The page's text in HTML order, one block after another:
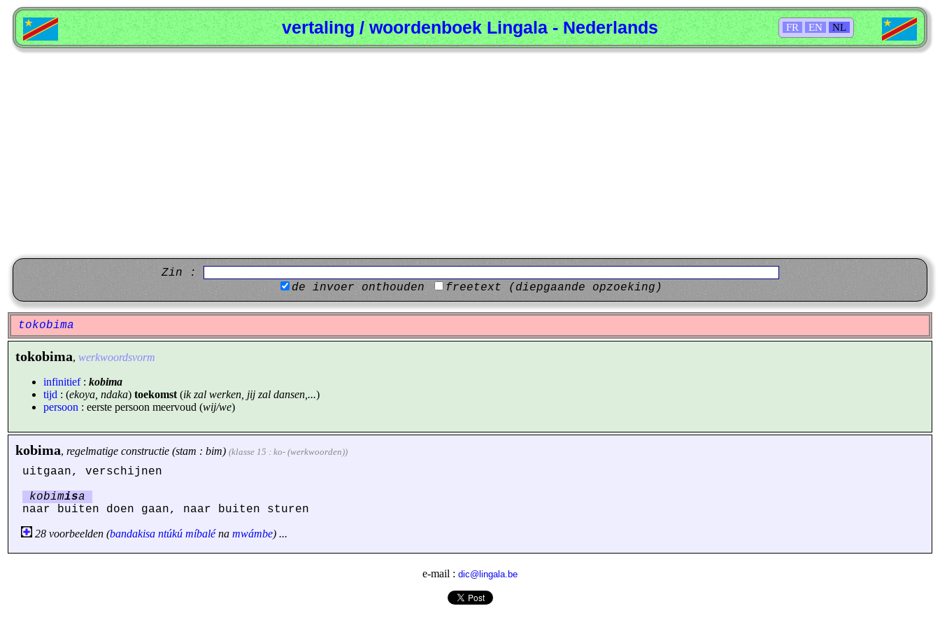
FR EN NL
vertaling / woordenboek Lingala - Nederlands
Zin :
de invoer onthouden
freetext (diepgaande opzoeking)
tokobima
tokobima, werkwoordsvorm
infinitief: kobima
tijd : (ekoya, ndaka) toekomst (ik zal werken, jij zal dansen,...)
persoon : eerste persoon meervoud (wij/we)
kobima, regelmatige constructie (stam : bim) (klasse 15 : ko- (werkwoorden))
uitgaan, verschijnen
kobimisa
naar buiten doen gaan, naar buiten sturen
28 voorbeelden (bandakisa ntúkú míbaléna mwámbe) ...
e-mail : dic@lingala.be